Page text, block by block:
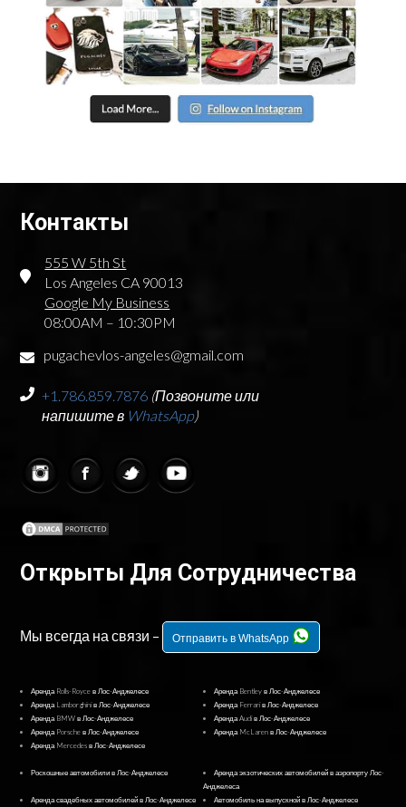
Контакты
555 W 5th St
Los Angeles CA 90013
Google My Business
08:00AM – 10:30PM
pugachevlos-angeles@gmail.com
+1.786.859.7876 (Позвоните или
напишите в WhatsApp)
Открыты Для Сотрудничества
Мы всегда на связи – Отправить в WhatsApp
Аренда Rolls-Royce в Лос-Анджелесе
Аренда Bentley в Лос-Анджелесе
Аренда Lamborghini в Лос-Анджелесе
Аренда Ferrari в Лос-Анджелесе
Аренда BMW в Лос-Анджелесе
Аренда Audi в Лос-Анджелесе
Аренда Porsche в Лос-Анджелесе
Аренда McLaren в Лос-Анджелесе
Аренда Mercedes в Лос-Анджелесе
Роскошные автомобили в Лос-Анджелесе
Аренда экзотических автомобилей в аэропорту Лос-
Анджелеса
Аренда свадебных автомобилей в Лос-Анджелесе
Автомобиль на выпускной в Лос-Анджелесе